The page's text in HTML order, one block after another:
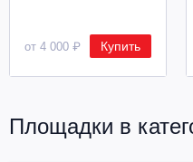
от 4 000 ₽ Купить
Площадки в